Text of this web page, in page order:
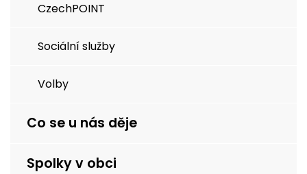
CzechPOINT
Sociální služby
Volby
Co se u nás děje
Spolky v obci